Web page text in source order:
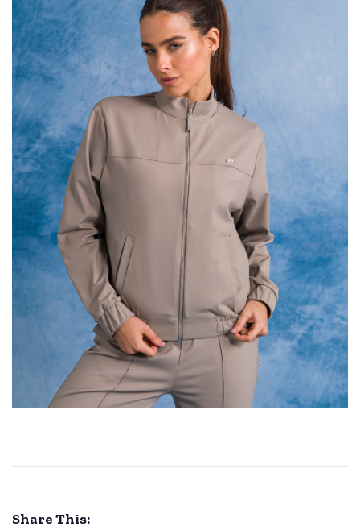
Share This: